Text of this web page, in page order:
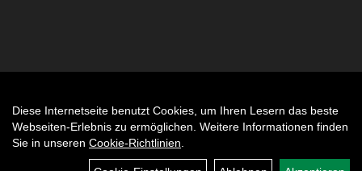
Diese Internetseite benutzt Cookies, um Ihren Lesern das beste
Webseiten-Erlebnis zu ermöglichen. Weitere Informationen finden
Sie in unseren Cookie-Richtlinien
Auftrag widerrufen